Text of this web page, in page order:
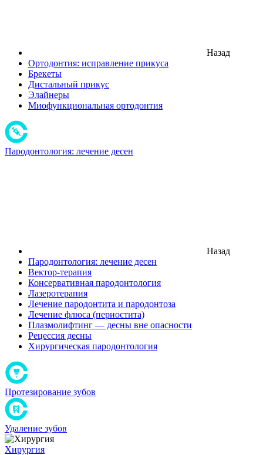
Назад
Ортодонтия: исправление прикуса
Брекеты
Дистальный прикус
Элайнеры
Миофункциональная ортодонтия
Пародонтология: лечение десен
Назад
Пародонтология: лечение десен
Вектор-терапия
Консервативная пародонтология
Лазеротерапия
Лечение пародонтита и пародонтоза
Лечение флюса (периостита)
Плазмолифтинг — десны вне опасности
Рецессия десны
Хирургическая пародонтология
Протезирование зубов
Удаление зубов
Хирургия